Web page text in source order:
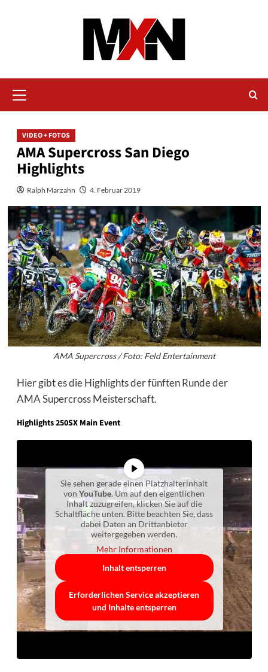
Menü
VIDEO + FOTOS
AMA Supercross San Diego
Highlights
Ralph Marzahn 4. Februar 2019
AMA Supercross / Foto: Feld Entertainment
Hier gibt es die Highlights der fünften Runde der
AMA Supercross Meisterschaft.
Highlights 250SX Main Event
Sie sehen gerade einen Platzhalterinhalt
von YouTube. Um auf den eigentlichen
Inhalt zuzugreifen, klicken Sie auf die
Schaltfläche unten. Bitte beachten Sie, dass
dabei Daten an Drittanbieter
weitergegeben werden.
Mehr Informationen
Inhalt entsperren
Erforderlichen Service akzeptieren
und Inhalte entsperren